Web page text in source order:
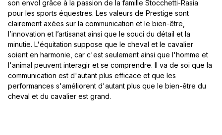
son envol grâce à la passion de la famille Stocchetti-Rasia
pour les sports équestres. Les valeurs de Prestige sont
clairement axées sur la communication et le bien-être,
l’innovation et l’artisanat ainsi que le souci du détail et la
minutie. L'équitation suppose que le cheval et le cavalier
soient en harmonie, car c'est seulement ainsi que l'homme et
l'animal peuvent interagir et se comprendre. Il va de soi que la
communication est d'autant plus efficace et que les
performances s'améliorent d'autant plus que le bien-être du
cheval et du cavalier est grand.